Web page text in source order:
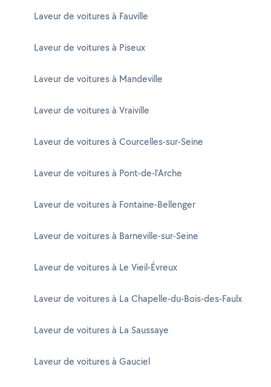
Laveur de voitures à Fauville
Laveur de voitures à Piseux
Laveur de voitures à Mandeville
Laveur de voitures à Vraiville
Laveur de voitures à Courcelles-sur-Seine
Laveur de voitures à Pont-de-l'Arche
Laveur de voitures à Fontaine-Bellenger
Laveur de voitures à Barneville-sur-Seine
Laveur de voitures à Le Vieil-Évreux
Laveur de voitures à La Chapelle-du-Bois-des-Faulx
Laveur de voitures à La Saussaye
Laveur de voitures à Gauciel